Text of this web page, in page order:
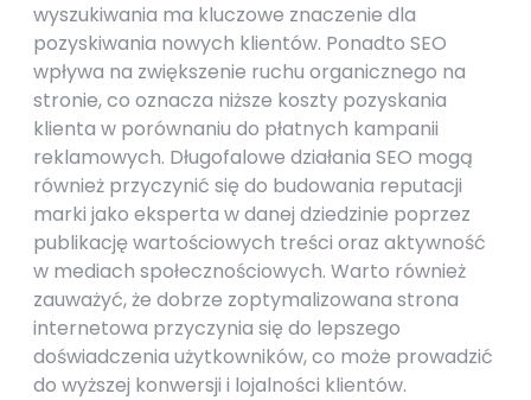
wyszukiwania ma kluczowe znaczenie dla
pozyskiwania nowych klientów. Ponadto SEO
wpływa na zwiększenie ruchu organicznego na
stronie, co oznacza niższe koszty pozyskania
klienta w porównaniu do płatnych kampanii
reklamowych. Długofalowe działania SEO mogą
również przyczynić się do budowania reputacji
marki jako eksperta w danej dziedzinie poprzez
publikację wartościowych treści oraz aktywność
w mediach społecznościowych. Warto również
zauważyć, że dobrze zoptymalizowana strona
internetowa przyczynia się do lepszego
doświadczenia użytkowników, co może prowadzić
do wyższej konwersji i lojalności klientów.